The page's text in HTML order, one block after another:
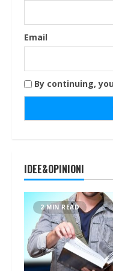
Email
By continuing,
IDEE&OPINIONI
2 MIN READ